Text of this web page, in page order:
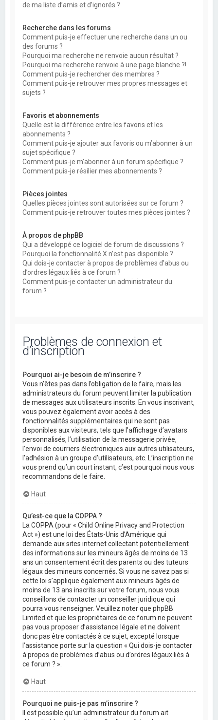
de ma liste d’amis et d’ignorés ?
Recherche dans les forums
Comment puis-je effectuer une recherche dans un ou
des forums ?
Pourquoi ma recherche ne renvoie aucun résultat ?
Pourquoi ma recherche renvoie à une page blanche ?!
Comment puis-je rechercher des membres ?
Comment puis-je retrouver mes propres messages et
sujets ?
Favoris et abonnements
Quelle est la différence entre les favoris et les
abonnements ?
Comment puis-je ajouter aux favoris ou m’abonner à un
sujet spécifique ?
Comment puis-je m’abonner à un forum spécifique ?
Comment puis-je résilier mes abonnements ?
Pièces jointes
Quelles pièces jointes sont autorisées sur ce forum ?
Comment puis-je retrouver toutes mes pièces jointes ?
À propos de phpBB
Qui a développé ce logiciel de forum de discussions ?
Pourquoi la fonctionnalité X n’est pas disponible ?
Qui dois-je contacter à propos de problèmes d’abus ou
d’ordres légaux liés à ce forum ?
Comment puis-je contacter un administrateur du
forum ?
Problèmes de connexion et
d’inscription
Pourquoi ai-je besoin de m’inscrire ?
Vous n’êtes pas dans l’obligation de le faire, mais les
administrateurs du forum peuvent limiter la publication
de messages aux utilisateurs inscrits. En vous inscrivant,
vous pouvez également avoir accès à des
fonctionnalités supplémentaires qui ne sont pas
disponibles aux visiteurs, tels que l’affichage d’avatars
personnalisés, l’utilisation de la messagerie privée,
l’envoi de courriers électroniques aux autres utilisateurs,
l’adhésion à un groupe d’utilisateurs, etc. L’inscription ne
vous prend qu’un court instant, c’est pourquoi nous vous
recommandons de le faire.
Haut
Qu’est-ce que la COPPA ?
La COPPA (pour « Child Online Privacy and Protection
Act ») est une loi des États-Unis d’Amérique qui
demande aux sites internet collectant potentiellement
des informations sur les mineurs âgés de moins de 13
ans un consentement écrit des parents ou des tuteurs
légaux des mineurs concernés. Si vous ne savez pas si
cette loi s’applique également aux mineurs âgés de
moins de 13 ans inscrits sur votre forum, nous vous
conseillons de contacter un conseiller juridique qui
pourra vous renseigner. Veuillez noter que phpBB
Limited et que les propriétaires de ce forum ne peuvent
pas vous proposer d’assistance légale et ne doivent
donc pas être contactés à ce sujet, excepté lorsque
l’assistance porte sur la question « Qui dois-je contacter
à propos de problèmes d’abus ou d’ordres légaux liés à
ce forum ? ».
Haut
Pourquoi ne puis-je pas m’inscrire ?
Il est possible qu’un administrateur du forum ait